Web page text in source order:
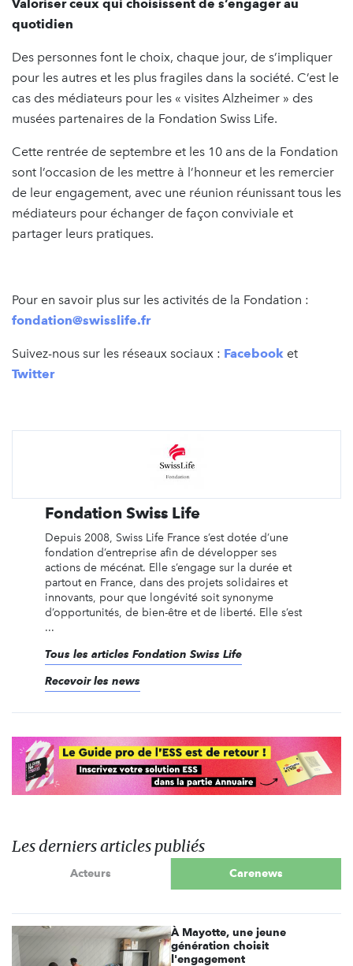
Valoriser ceux qui choisissent de s’engager au
quotidien
Des personnes font le choix, chaque jour, de s’impliquer
pour les autres et les plus fragiles dans la société. C’est le
cas des médiateurs pour les « visites Alzheimer » des
musées partenaires de la Fondation Swiss Life.
Cette rentrée de septembre et les 10 ans de la Fondation
sont l’occasion de les mettre à l’honneur et les remercier
de leur engagement, avec une réunion réunissant tous les
médiateurs pour échanger de façon conviviale et
partager leurs pratiques.
Pour en savoir plus sur les activités de la Fondation :
fondation@swisslife.fr
Suivez-nous sur les réseaux sociaux : Facebook et
Twitter
Fondation Swiss Life
Depuis 2008, Swiss Life France s’est dotée d’une
fondation d’entreprise afin de développer ses
actions de mécénat. Elle s’engage sur la durée et
partout en France, dans des projets solidaires et
innovants, pour que longévité soit synonyme
d’opportunités, de bien-être et de liberté. Elle s’est
...
Tous les articles Fondation Swiss Life
Recevoir les news
Les derniers articles publiés
Acteurs Carenews
À Mayotte, une jeune
génération choisit
l'engagement